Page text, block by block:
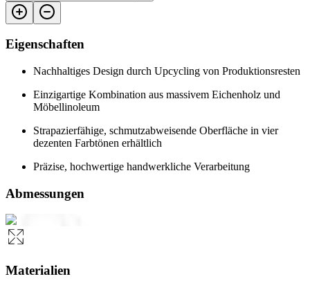
Eigenschaften
Nachhaltiges Design durch Upcycling von Produktionsresten
Einzigartige Kombination aus massivem Eichenholz und
Möbellinoleum
Strapazierfähige, schmutzabweisende Oberfläche in vier
dezenten Farbtönen erhältlich
Präzise, hochwertige handwerkliche Verarbeitung
Abmessungen
Materialien